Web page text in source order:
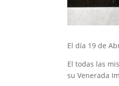
El día 19 de
El todas las
su Venerada